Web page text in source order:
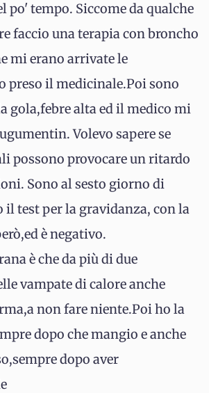
po' tempo. Siccome da qualche
faccio una terapia con broncho
mi erano arrivate le
preso il medicinale.Poi sono
gola,febre alta ed il medico mi
Volevo sapere se
possono provocare un ritardo
Sono al sesto giorno di
test per la gravidanza, con la
è negativo.
è che da più di due
vampate di calore anche
non fare niente.Poi ho la
dopo che mangio e anche
dopo aver